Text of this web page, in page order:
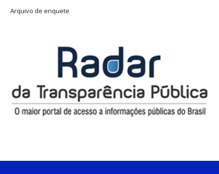
Arquivo de enquete